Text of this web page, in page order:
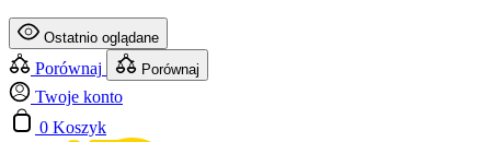
Ostatnio oglądane
Porównaj Porównaj
Twoje konto
0 Koszyk